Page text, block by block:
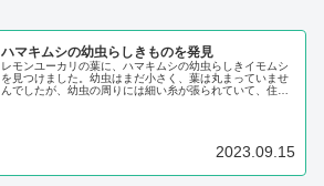
ハマキムシの幼虫らしきものを発見
レモンユーカリの葉に、ハマキムシの幼虫らしきイモムシ
を見つけました。幼虫はまだ小さく、葉は丸まっていませ
んでしたが、幼虫の周りには細い糸が張られていて、住み
2023.09.15